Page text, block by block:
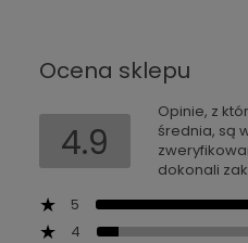
Ocena sklepu
4.9
Opinie, z
średnia, są
dokonali
5
4